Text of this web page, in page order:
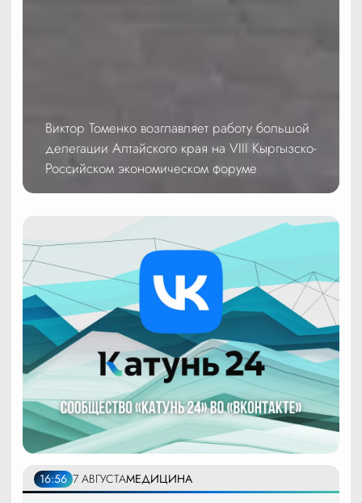
Виктор Томенко возглавляет работу большой
делегации Алтайского края на VIII Кыргызско-
Российском экономическом форуме
16:56 7 АВГУСТАМЕДИЦИНА